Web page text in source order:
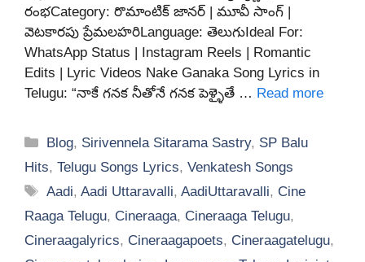
రంభCategory: రొమాంటిక్ జానర్ | మూవీ సాంగ్ |
వెటకారపు ప్రేమలహరిLanguage: తెలుగుIdeal For:
WhatsApp Status | Instagram Reels | Romantic
Edits | Lyric Videos Nake Ganaka Song Lyrics in
Telugu: “నాకే గనక నీతోనే గనక పెళ్ళైతే … Read more
Categories
Blog, Sirivennela Sitarama Sastry, SP Balu
Hits, Telugu Songs Lyrics, Venkatesh Songs
Tags
Aadi,Aadi Uttaravalli,AadiUttaravalli, Cine
Raaga Telugu, Cineraaga, Cineraaga Telugu,
Cineraagalyrics, Cineraagapoets, Cineraagatelugu,